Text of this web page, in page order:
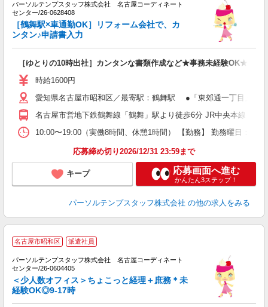
パーソルテンプスタッフ株式会社 名古屋コーディネート
センター/26-0628408
［鶴舞駅×車通勤OK］リフォーム会社で、カ
ンタン♪申請書入力
［ゆとりの10時出社］カンタンな書類作成など★事務未経験OK★無料
時給1600円
愛知県名古屋市昭和区／最寄駅：鶴舞駅 ●「東郊通一丁目」
名古屋市営地下鉄鶴舞線「鶴舞」駅より徒歩6分 JR中央本線（名
10:00〜19:00（実働8時間、休憩1時間） 【勤務】 勤務曜日：
応募締め切り2026/12/31 23:59まで
キープ 応募画面へ進む
かんたん3ステップ！
パーソルテンプスタッフ株式会社 の他の求人をみる
名古屋市昭和区 派遣社員
パーソルテンプスタッフ株式会社 名古屋コーディネート
センター/26-0604405
＜少人数オフィス＞ちょこっと経理＋庶務＊未
経験OK◎9-17時